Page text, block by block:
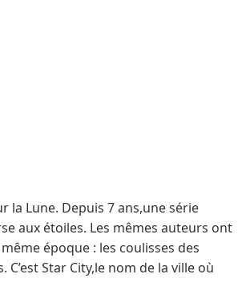
la Lune. Depuis 7 ans,une série
aux étoiles. Les mêmes auteurs ont
époque : les coulisses des
Star City,le nom de la ville où